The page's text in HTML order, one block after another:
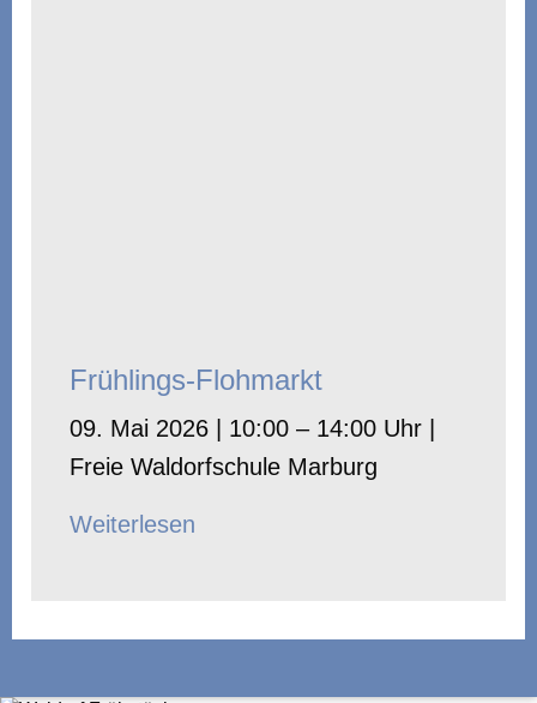
Frühlings-Flohmarkt
09. Mai 2026 | 10:00 – 14:00 Uhr |
Freie Waldorfschule Marburg
Weiterlesen